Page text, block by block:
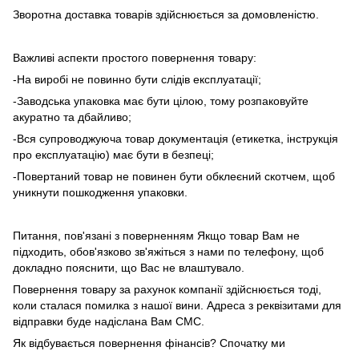
Зворотна доставка товарів здійснюється за домовленістю.
Важливі аспекти простого повернення товару:
-На виробі не повинно бути слідів експлуатації;
-Заводська упаковка має бути цілою, тому розпаковуйте
акуратно та дбайливо;
-Вся супроводжуюча товар документація (етикетка, інструкція
про експлуатацію) має бути в безпеці;
-Повертаний товар не повинен бути обклеєний скотчем, щоб
уникнути пошкодження упаковки.
Питання, пов'язані з поверненням Якщо товар Вам не
підходить, обов'язково зв'яжіться з нами по телефону, щоб
докладно пояснити, що Вас не влаштувало.
Повернення товару за рахунок компанії здійснюється тоді,
коли сталася помилка з нашої вини. Адреса з реквізитами для
відправки буде надіслана Вам СМС.
Як відбувається повернення фінансів? Спочатку ми